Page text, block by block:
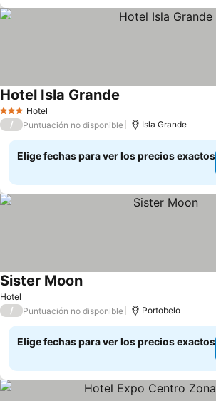
3 Estrellas
Hotel
Hotel Isla Grande
/ Puntuación no disponible Isla Grande
Elige fechas para ver los precios exactos
Hotel
Sister MoonVer precios
/ Puntuación no disponible Portobelo
Elige fechas para ver los precios exactos